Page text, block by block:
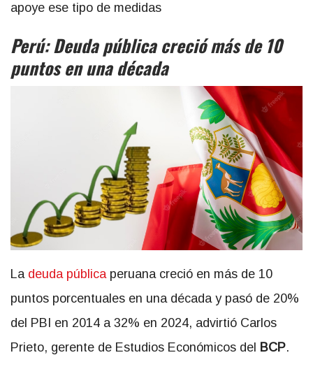
apoye ese tipo de medidas
Perú: Deuda pública creció más de 10
puntos en una década
La deuda públicaperuana creció en más de 10
puntos porcentuales en una década y pasó de 20%
del PBI en 2014 a 32% en 2024, advirtió Carlos
Prieto, gerente de Estudios Económicos del BCP.